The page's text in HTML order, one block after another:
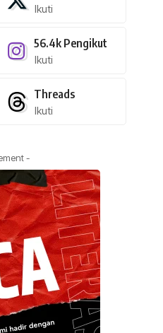
Ikuti
56.4k Pengikut
Ikuti
Threads
Ikuti
-